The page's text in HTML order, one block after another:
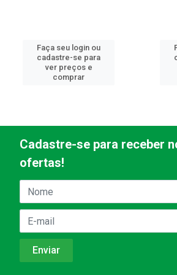
Faça seu login ou
cadastre-se para
ver preços e
comprar
Cadastre-se para receber
ofertas!